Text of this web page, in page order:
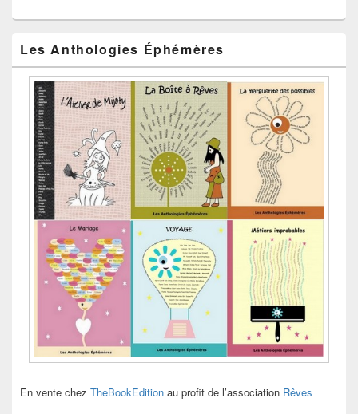
Les Anthologies Éphémères
En vente chez TheBookEdition au profit de l’association Rêves